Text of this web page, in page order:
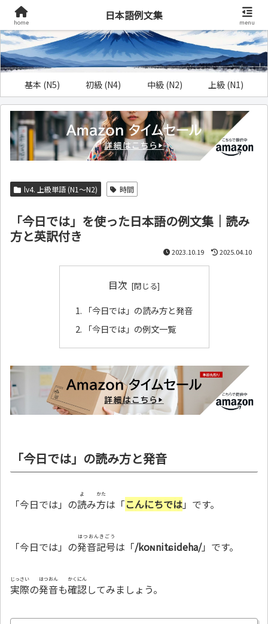
基本 (N5) 初級 (N4) 中級 (N2) 上級 (N1)
lv4. 上級単語 (N1～N2) 時間
「今日では」を使った日本語の例文集｜読み
方と英訳付き
2023.10.19 2025.04.10
目次
「今日では」の読み方と発音
「今日では」の例文一覧
「今日では」の読み方と発音
「今日では」の読
よ
み方
かた
は「こんにちでは」です。
「今日では」の発音記号
はつおんきごう
は「/koɴnitɕideha/」です。
実際
じっさい
の発音
はつおん
も確認
かくにん
してみましょう。
home
日本語例文集
menu